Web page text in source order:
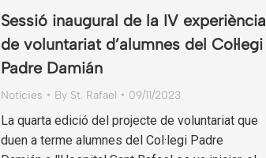
Sessió inaugural de la IV experiència
de voluntariat d’alumnes del Col·legi
Padre Damián
Notícies By St. Rafael 09/11/2023
La quarta edició del projecte de voluntariat que
duen a terme alumnes del Col·legi Padre